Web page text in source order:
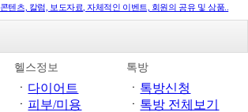
콘텐츠, 칼럼, 보도자료, 자체적인 이벤트, 회원의 공유 및 상품..
헬스정보
ㆍ 다이어트
ㆍ 피부/미용
톡방
ㆍ 톡방신청
ㆍ 톡방 전체보기